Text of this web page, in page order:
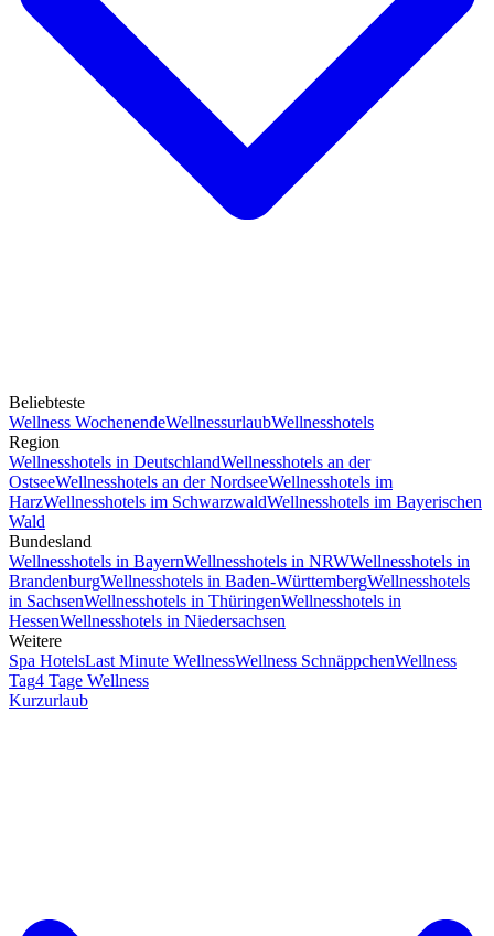
Beliebteste
Wellness WochenendeWellnessurlaubWellnesshotels
Region
Wellnesshotels in DeutschlandWellnesshotels an der
OstseeWellnesshotels an der NordseeWellnesshotels im
HarzWellnesshotels im SchwarzwaldWellnesshotels im Bayerischen
Wald
Bundesland
Wellnesshotels in BayernWellnesshotels in NRWWellnesshotels in
BrandenburgWellnesshotels in Baden-WürttembergWellnesshotels
in SachsenWellnesshotels in ThüringenWellnesshotels in
HessenWellnesshotels in Niedersachsen
Weitere
Spa HotelsLast Minute WellnessWellness SchnäppchenWellness
Tag4 Tage Wellness
Kurzurlaub